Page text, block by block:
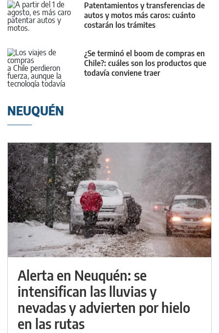
Patentamientos y transferencias de
autos y motos más caros: cuánto
costarán los trámites
¿Se terminó el boom de compras en
Chile?: cuáles son los productos que
todavía conviene traer
NEUQUÉN
Alerta en Neuquén: se
intensifican las lluvias y
nevadas y advierten por hielo
en las rutas